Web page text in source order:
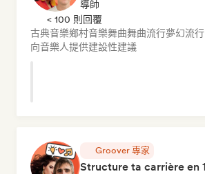
導師
< 100 則回覆
古典音樂鄉村音樂舞曲舞曲流行夢幻流行
向音樂人提供建設性建議
Groover 專家